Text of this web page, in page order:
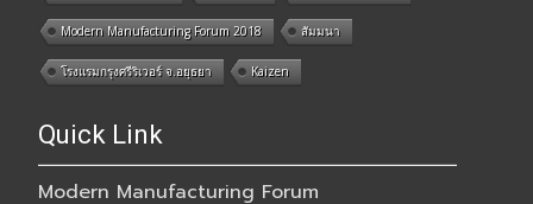
Modern Manufacturing Forum 2018 สัมมนา
โรงแรมกรุงศรีริเวอร์ จ.อยุธยา Kaizen
Quick Link
Modern Manufacturing Forum